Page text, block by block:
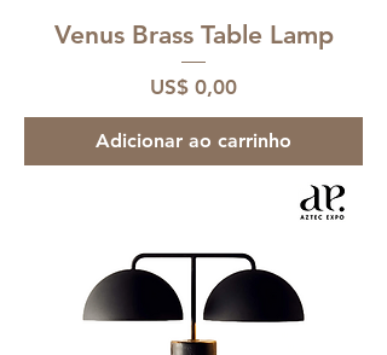
Venus Brass Table Lamp
Preço
US$ 0,00
Adicionar ao carrinho